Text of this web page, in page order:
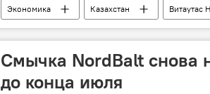
Экономика Казахстан Витаутас
лазерные технологии
Смычка NordBalt снова
до конца июля